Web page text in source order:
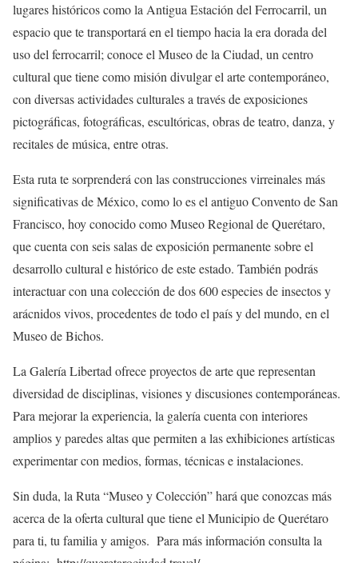
lugares históricos como la Antigua Estación del Ferrocarril, un
espacio que te transportará en el tiempo hacia la era dorada del
uso del ferrocarril; conoce el Museo de la Ciudad, un centro
cultural que tiene como misión divulgar el arte contemporáneo,
con diversas actividades culturales a través de exposiciones
pictográficas, fotográficas, escultóricas, obras de teatro, danza, y
recitales de música, entre otras.
Esta ruta te sorprenderá con las construcciones virreinales más
significativas de México, como lo es el antiguo Convento de San
Francisco, hoy conocido como Museo Regional de Querétaro,
que cuenta con seis salas de exposición permanente sobre el
desarrollo cultural e histórico de este estado. También podrás
interactuar con una colección de dos 600 especies de insectos y
arácnidos vivos, procedentes de todo el país y del mundo, en el
Museo de Bichos.
La Galería Libertad ofrece proyectos de arte que representan
diversidad de disciplinas, visiones y discusiones contemporáneas.
Para mejorar la experiencia, la galería cuenta con interiores
amplios y paredes altas que permiten a las exhibiciones artísticas
experimentar con medios, formas, técnicas e instalaciones.
Sin duda, la Ruta “Museo y Colección” hará que conozcas más
acerca de la oferta cultural que tiene el Municipio de Querétaro
para ti, tu familia y amigos. Para más información consulta la